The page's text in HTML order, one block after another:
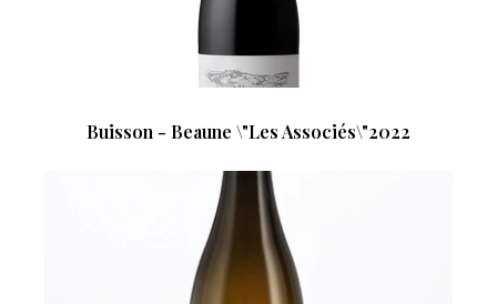
Buisson - Beaune \"Les Associés\"2022